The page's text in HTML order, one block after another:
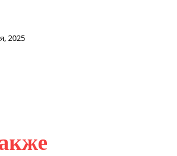
2025